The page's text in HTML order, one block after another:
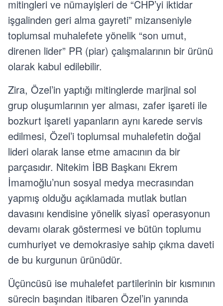
mitingleri ve nümayişleri de “CHP’yi iktidar
işgalinden geri alma gayreti” mizanseniyle
toplumsal muhalefete yönelik “son umut,
direnen lider” PR (piar) çalışmalarının bir ürünü
olarak kabul edilebilir.
Zira, Özel’in yaptığı mitinglerde marjinal sol
grup oluşumlarının yer alması, zafer işareti ile
bozkurt işareti yapanların aynı karede servis
edilmesi, Özel’i toplumsal muhalefetin doğal
lideri olarak lanse etme amacının da bir
parçasıdır. Nitekim İBB Başkanı Ekrem
İmamoğlu’nun sosyal medya mecrasından
yapmış olduğu açıklamada mutlak butlan
davasını kendisine yönelik siyasî operasyonun
devamı olarak göstermesi ve bütün toplumu
cumhuriyet ve demokrasiye sahip çıkma daveti
de bu kurgunun ürünüdür.
Üçüncüsü ise muhalefet partilerinin bir kısmının
sürecin başından itibaren Özel’in yanında